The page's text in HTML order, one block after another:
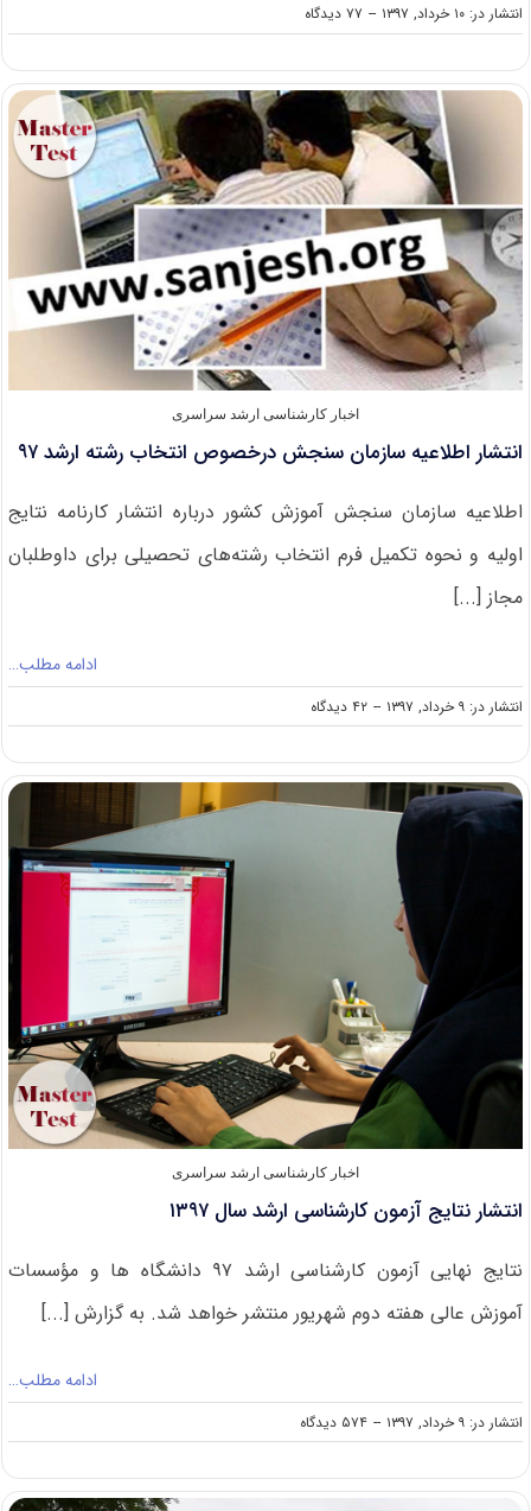
انتشار در: ۱۰ خرداد, ۱۳۹۷ -- ۷۷ دیدگاه
on
فرصت
معدل
برای
داوطلبان
کارشناسی
ارشد
۹۷
اخبار کارشناسی ارشد سراسری
انتشار اطلاعیه سازمان سنجش درخصوص انتخاب رشته ارشد ۹۷
اطلاعیه سازمان سنجش آموزش کشور درباره انتشار کارنامه نتایج
اولیه و نحوه تکمیل فرم انتخاب رشته‌های تحصیلی برای داوطلبان
مجاز [...]
ادامه مطلب…
انتشار در: ۹ خرداد, ۱۳۹۷ -- ۴۲ دیدگاه
on
انتشار
سازمان
اخبار کارشناسی ارشد سراسری
انتشار نتایج آزمون کارشناسی ارشد سال ۱۳۹۷
نتایج نهایی آزمون کارشناسی ارشد ۹۷ دانشگاه ها و مؤسسات
آموزش عالی هفته دوم شهریور منتشر خواهد شد. به گزارش [...]
ادامه مطلب…
انتشار در: ۹ خرداد, ۱۳۹۷ -- ۵۷۴ دیدگاه
on
انتشار
آزمون